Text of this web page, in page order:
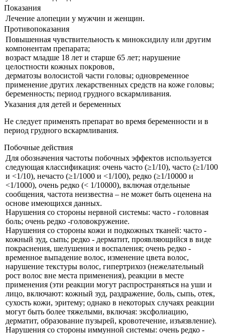
Показания
Лечение алопеции у мужчин и женщин.
Противопоказания
Повышенная чувствительность к миноксидилу или другим
компонентам препарата;
возраст младше 18 лет и старше 65 лет; нарушение
целостности кожных покровов,
дерматозы волосистой части головы; одновременное
применение других лекарственных средств на коже головы;
беременность; период грудного вскармливания.
Указания для детей и беременных
Не следует применять препарат во время беременности и в
период грудного вскармливания.
Побочные действия
Для обозначения частоты побочных эффектов используется
следующая классификация: очень часто (≥1/10), часто (≥1/100
и ˂1/10), нечасто (≥1/1000 и ˂1/100), редко (≥1/10000 и
˂1/1000), очень редко (˂ 1/10000), включая отдельные
сообщения, частота неизвестна – не может быть оценена на
основе имеющихся данных.
Нарушения со стороны нервной системы: часто - головная
боль; очень редко -головокружение.
Нарушения со стороны кожи и подкожных тканей: часто -
кожный зуд, сыпь; редко - дерматит, проявляющийся в виде
покраснения, шелушения и воспаления; очень редко -
временное выпадение волос, изменение цвета волос,
нарушение текстуры волос, гипертрихоз (нежелательный
рост волос вне места применения), реакции в месте
применения (эти реакции могут распространяться на уши и
лицо, включают: кожный зуд, раздражение, боль, сыпь, отек,
сухость кожи, эритему; однако в некоторых случаях реакции
могут быть более тяжелыми, включая: эксфолиацию,
дерматит, образование пузырей, кровотечение, изъязвление).
Нарушения со стороны иммунной системы: очень редко -